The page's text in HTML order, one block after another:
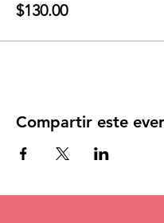
$130.00
Compartir este